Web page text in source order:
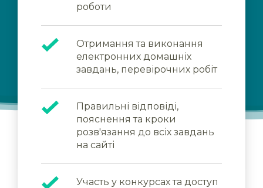
роботи
Отримання та виконання
електронних домашніх
завдань, перевірочних робіт
Правильні відповіді,
пояснення та кроки
розв'язання до всіх завдань
на сайті
Участь у конкурсах та доступ